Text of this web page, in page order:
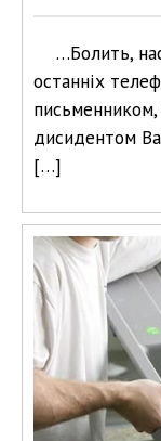
…Болить,
останніх
дисидентом
[…]